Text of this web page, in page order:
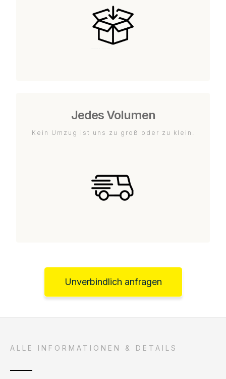
Jedes Volumen
Kein Umzug ist uns zu groß oder zu klein.
Unverbindlich anfragen
ALLE INFORMATIONEN & DETAILS